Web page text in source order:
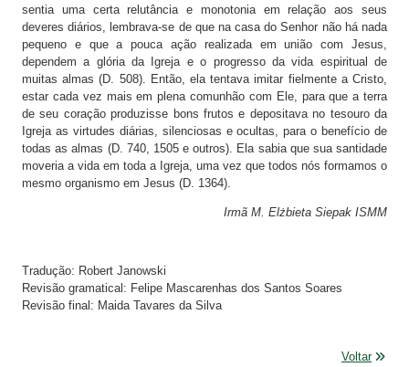
sentia uma certa relutância e monotonia em relação aos seus
deveres diários, lembrava-se de que na casa do Senhor não há nada
pequeno e que a pouca ação realizada em união com Jesus,
dependem a glória da Igreja e o progresso da vida espiritual de
muitas almas (D. 508). Então, ela tentava imitar fielmente a Cristo,
estar cada vez mais em plena comunhão com Ele, para que a terra
de seu coração produzisse bons frutos e depositava no tesouro da
Igreja as virtudes diárias, silenciosas e ocultas, para o benefício de
todas as almas (D. 740, 1505 e outros). Ela sabia que sua santidade
moveria a vida em toda a Igreja, uma vez que todos nós formamos o
mesmo organismo em Jesus (D. 1364).
Irmã M. Elżbieta Siepak ISMM
Tradução: Robert Janowski
Revisão gramatical: Felipe Mascarenhas dos Santos Soares
Revisão final: Maida Tavares da Silva
Voltar